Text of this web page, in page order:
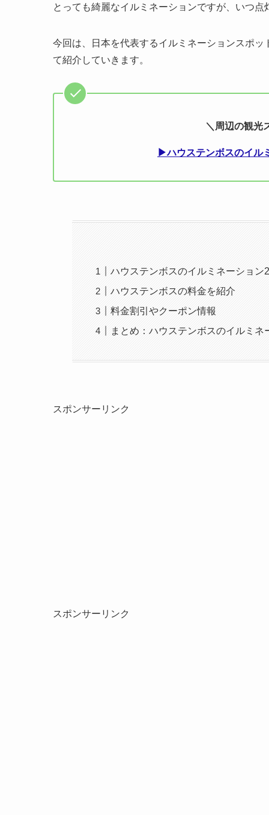
とっても綺麗なイルミネーションですが、いつ点
今回は、日本を代表するイルミネーションスポ
て紹介していきます。
＼周辺の観光
▶ハウステンボスのイル
ハウステンボスのイルミネーショ
ハウステンボスの料金を紹介
料金割引やクーポン情報
まとめ：ハウステンボスのイルミ
スポンサーリンク
スポンサーリンク